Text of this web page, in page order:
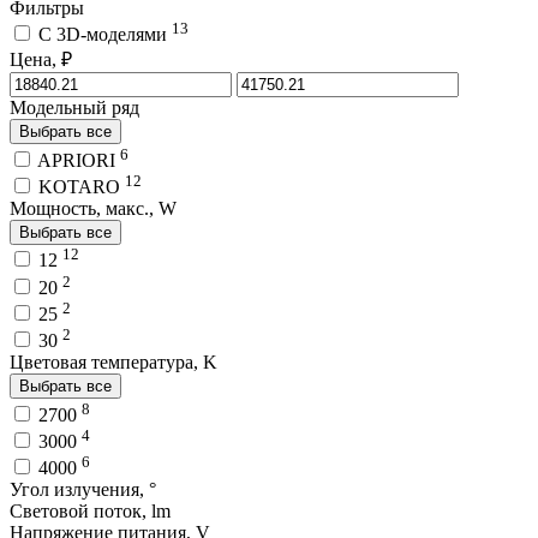
Фильтры
C 3D-моделями 13
Цена, ₽
Модельный ряд
Выбрать все
APRIORI 6
KOTARO 12
Мощность, макс., W
Выбрать все
12 12
20 2
25 2
30 2
Цветовая температура, K
Выбрать все
2700 8
3000 4
4000 6
Угол излучения, °
Световой поток, lm
Напряжение питания, V